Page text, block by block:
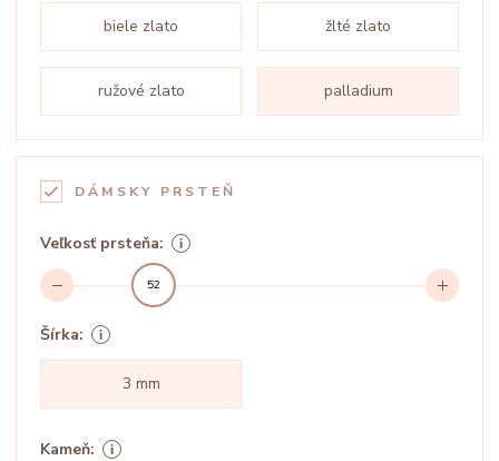
biele zlato žlté zlato
ružové zlato palladium
DÁMSKY PRSTEŇ
Veľkosť prsteňa:
52
Šírka:
3 mm
Kameň: